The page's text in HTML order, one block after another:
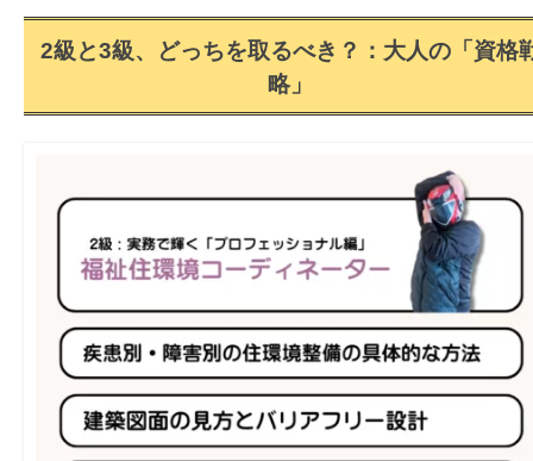
2級と3級、どっちを取るべき？：大人の「資格
略」